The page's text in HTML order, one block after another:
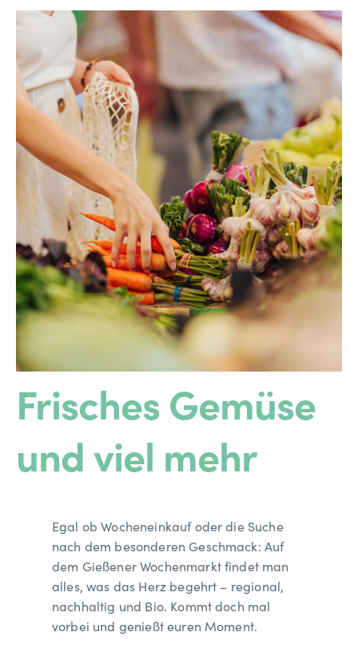
Frisches Gemüse
und viel mehr
Egal ob Wocheneinkauf oder die Suche
nach dem besonderen Geschmack: Auf
dem Gießener Wochenmarkt findet man
alles, was das Herz begehrt – regional,
nachhaltig und Bio. Kommt doch mal
vorbei und genießt euren Moment.